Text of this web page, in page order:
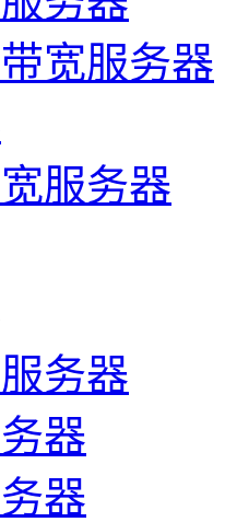
宽服务器
服务器
务器
器
器